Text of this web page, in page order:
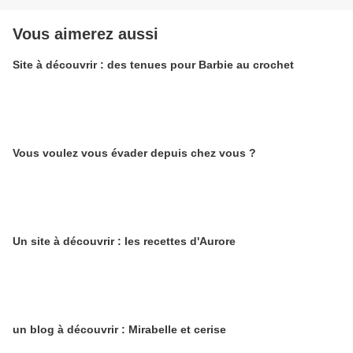
Vous aimerez aussi
Site à découvrir : des tenues pour Barbie au crochet
Vous voulez vous évader depuis chez vous ?
Un site à découvrir : les recettes d'Aurore
un blog à découvrir : Mirabelle et cerise